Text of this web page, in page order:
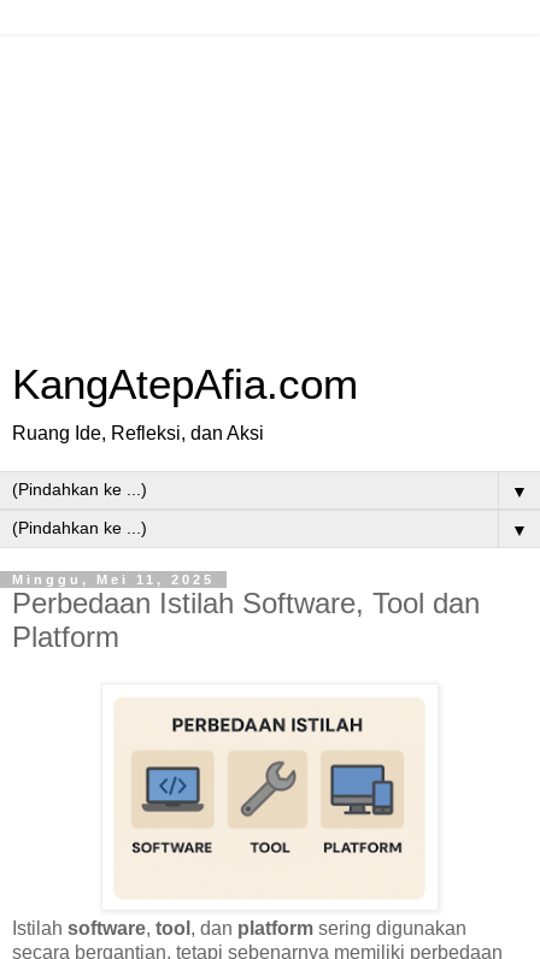
KangAtepAfia.com
Ruang Ide, Refleksi, dan Aksi
▼
▼
Minggu, Mei 11, 2025
Perbedaan Istilah Software, Tool dan
Platform
Istilah software, tool , dan platform sering digunakan
secara bergantian, tetapi sebenarnya memiliki perbedaan